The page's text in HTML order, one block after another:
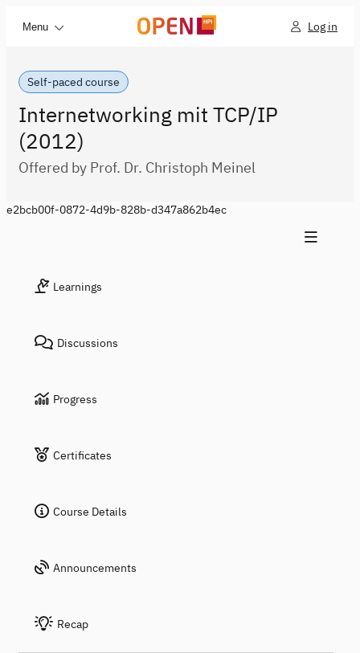
Menu Log in
Self-paced course
Internetworking mit TCP/IP
(2012)
Offered by Prof. Dr. Christoph Meinel
e2bcb00f-0872-4d9b-828b-d347a862b4ec
Learnings
Discussions
Progress
Certificates
Course Details
Announcements
Recap